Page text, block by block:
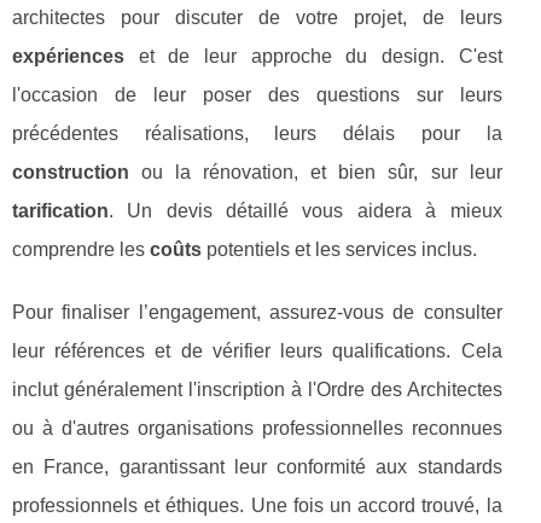
architectes pour discuter de votre projet, de leurs
expériences et de leur approche du design. C'est
l'occasion de leur poser des questions sur leurs
précédentes réalisations, leurs délais pour la
construction ou la rénovation, et bien sûr, sur leur
tarification. Un devis détaillé vous aidera à mieux
comprendre les coûts potentiels et les services inclus.
Pour finaliser l’engagement, assurez-vous de consulter
leur références et de vérifier leurs qualifications. Cela
inclut généralement l'inscription à l'Ordre des Architectes
ou à d'autres organisations professionnelles reconnues
en France, garantissant leur conformité aux standards
professionnels et éthiques. Une fois un accord trouvé, la